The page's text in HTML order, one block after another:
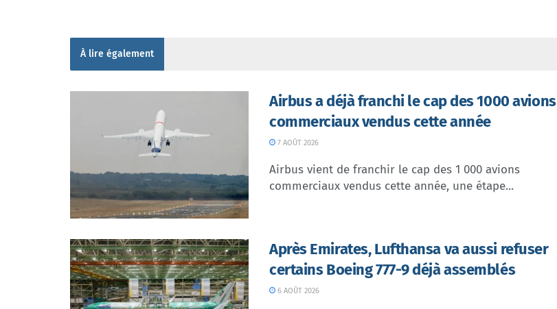
À lire également
Airbus a déjà franchi le cap des 1000 avions
commerciaux vendus cette année
7 AOÛT 2026
Airbus vient de franchir le cap des 1 000 avions
commerciaux vendus cette année, une étape...
Après Emirates, Lufthansa va aussi refuser
certains Boeing 777-9 déjà assemblés
6 AOÛT 2026